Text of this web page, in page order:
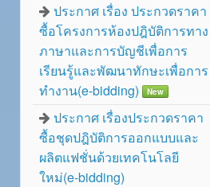
ประกาศ เรื่อง ประกวดราคา
ซื้อโครงการห้องปฎิบัติการทาง
ภาษาและการบัญชีเพื่อการ
เรียนรู้และพัฒนาทักษะเพื่อการ
ทำงาน(e-bidding)
New
ประกาศ เรื่องประกวดราคา
ซื้อชุดปฎิบัติการออกแบบและ
ผลิตแฟชั่นด้วยเทคโนโลยี
ใหม่(e-bidding)